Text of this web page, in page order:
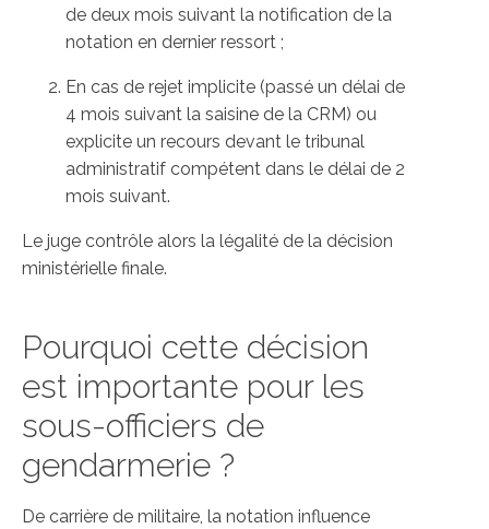
de deux mois suivant la notification de la
notation en dernier ressort ;
En cas de rejet implicite (passé un délai de
4 mois suivant la saisine de la CRM) ou
explicite un recours devant le tribunal
administratif compétent dans le délai de 2
mois suivant.
Le juge contrôle alors la légalité de la décision
ministérielle finale.
Pourquoi cette décision
est importante pour les
sous-officiers de
gendarmerie ?
De carrière de militaire, la notation influence